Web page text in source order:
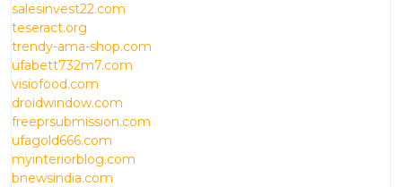
salesinvest22.com
teseract.org
trendy-ama-shop.com
ufabett732m7.com
visiofood.com
droidwindow.com
freeprsubmission.com
ufagold666.com
myinteriorblog.com
bnewsindia.com